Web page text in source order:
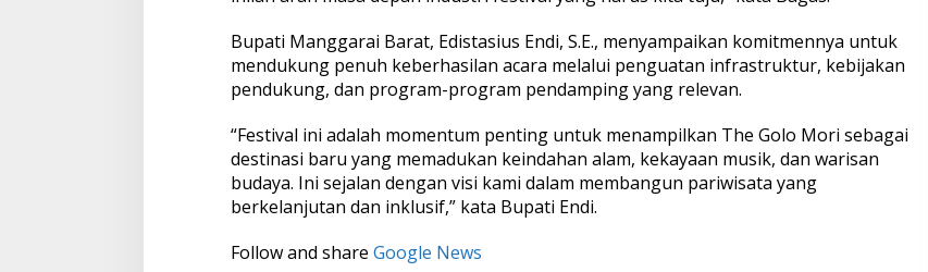
Bupati Manggarai Barat, Edistasius Endi, S.E., menyampaikan komitmennya untuk
mendukung penuh keberhasilan acara melalui penguatan infrastruktur, kebijakan
pendukung, dan program-program pendamping yang relevan.
“Festival ini adalah momentum penting untuk menampilkan The Golo Mori sebagai
destinasi baru yang memadukan keindahan alam, kekayaan musik, dan warisan
budaya. Ini sejalan dengan visi kami dalam membangun pariwisata yang
berkelanjutan dan inklusif,” kata Bupati Endi.
Follow and share Google News